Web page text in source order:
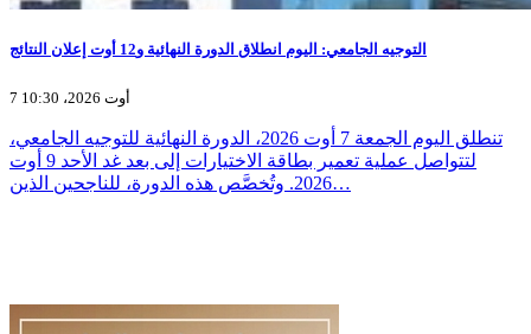
التوجيه الجامعي: اليوم انطلاق الدورة النهائية و12 أوت إعلان النتائج
7 أوت 2026، 10:30
تنطلق اليوم الجمعة 7 أوت 2026، الدورة النهائية للتوجيه الجامعي،
لتتواصل عملية تعمير بطاقة الاختيارات إلى بعد غد الأحد 9 أوت
2026. وتُخصَّص هذه الدورة، للناجحين الذين…